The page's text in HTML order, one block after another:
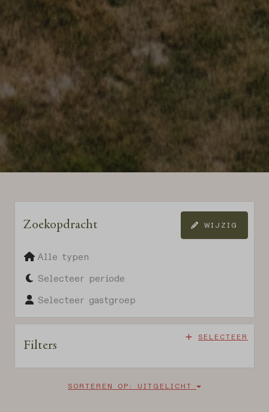
Zoekopdracht WIJZIG
Alle typen
Selecteer periode
Selecteer gastgroep
Filters
SELECTEER
SORTEREN OP: UITGELICHT